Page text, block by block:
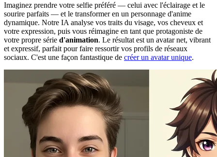
Imaginez prendre votre selfie préféré — celui avec l'éclairage et le
sourire parfaits — et le transformer en un personnage d'anime
dynamique. Notre IA analyse vos traits du visage, vos cheveux et
votre expression, puis vous réimagine en tant que protagoniste de
votre propre série d'animation. Le résultat est un avatar net, vibrant
et expressif, parfait pour faire ressortir vos profils de réseaux
sociaux. C'est une façon fantastique de créer un avatar unique.